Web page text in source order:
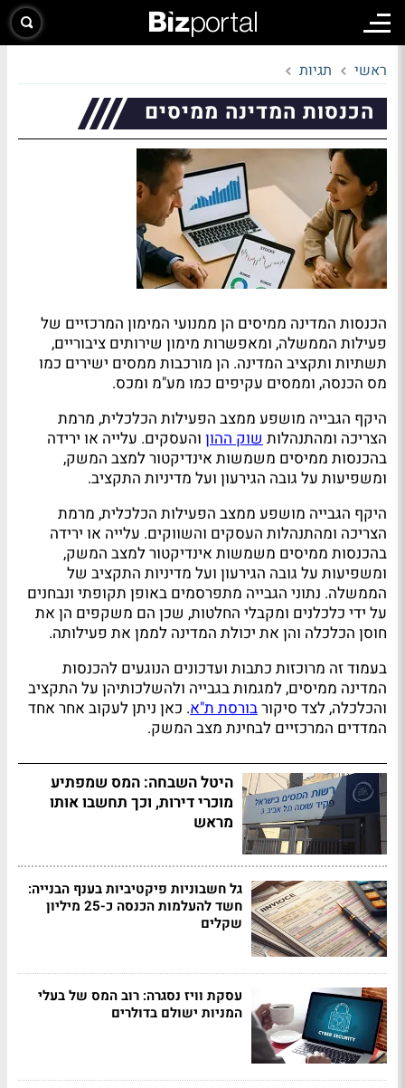
ראשי תגיות
הכנסות המדינה ממיסים
הכנסות המדינה ממיסים הן ממנועי המימון המרכזיים של
פעילות הממשלה, ומאפשרות מימון שירותים ציבוריים,
תשתיות ותקציב המדינה. הן מורכבות ממסים ישירים כמו
מס הכנסה, וממסים עקיפים כמו מע"מ ומכס.
היקף הגבייה מושפע ממצב הפעילות הכלכלית, מרמת
הצריכה ומהתנהלותשוק ההון והעסקים. עלייה או ירידה
בהכנסות ממיסים משמשות אינדיקטור למצב המשק,
ומשפיעות על גובה הגירעון ועל מדיניות התקציב.
היקף הגבייה מושפע ממצב הפעילות הכלכלית, מרמת
הצריכה ומהתנהלות העסקים והשווקים. עלייה או ירידה
בהכנסות ממיסים משמשות אינדיקטור למצב המשק,
ומשפיעות על גובה הגירעון ועל מדיניות התקציב של
הממשלה. נתוני הגבייה מתפרסמים באופן תקופתי ונבחנים
על ידי כלכלנים ומקבלי החלטות, שכן הם משקפים הן את
חוסן הכלכלה והן את יכולת המדינה לממן את פעילותה.
בעמוד זה מרוכזות כתבות ועדכונים הנוגעים להכנסות
המדינה ממיסים, למגמות בגבייה ולהשלכותיהן על התקציב
והכלכלה, לצד סיקורבורסת ת"א. כאן ניתן לעקוב אחר אחד
המדדים המרכזיים לבחינת מצב המשק.
היטל השבחה: המס שמפתיע
מוכרי דירות, וכך תחשבו אותו
מראש
גל חשבוניות פיקטיביות בענף הבנייה:
חשד להעלמות הכנסה כ-25 מיליון
שקלים
עסקת וויז נסגרה: רוב המס של בעלי
המניות ישולם בדולרים